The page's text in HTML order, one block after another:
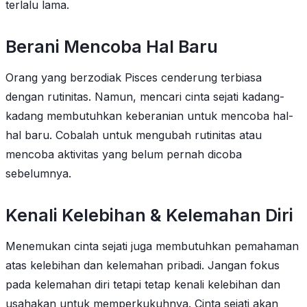
terlalu lama.
Berani Mencoba Hal Baru
Orang yang berzodiak Pisces cenderung terbiasa
dengan rutinitas. Namun, mencari cinta sejati kadang-
kadang membutuhkan keberanian untuk mencoba hal-
hal baru. Cobalah untuk mengubah rutinitas atau
mencoba aktivitas yang belum pernah dicoba
sebelumnya.
Kenali Kelebihan & Kelemahan Diri
Menemukan cinta sejati juga membutuhkan pemahaman
atas kelebihan dan kelemahan pribadi. Jangan fokus
pada kelemahan diri tetapi tetap kenali kelebihan dan
usahakan untuk memperkukuhnya. Cinta sejati akan